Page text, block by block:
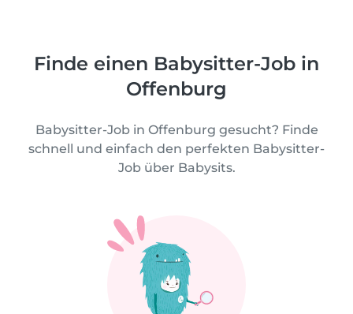
Finde einen Babysitter-Job in
Offenburg
Babysitter-Job in Offenburg gesucht? Finde
schnell und einfach den perfekten Babysitter-
Job über Babysits.